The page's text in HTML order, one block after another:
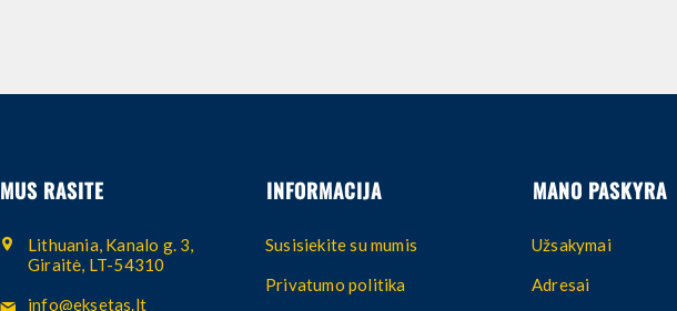
MUS RASITE
Lithuania, Kanalo g. 3,
Giraitė, LT-54310
info@eksetas.lt
INFORMACIJA
Susisiekite su mumis
Privatumo politika
MANO PASKYRA
Užsakymai
Adresai